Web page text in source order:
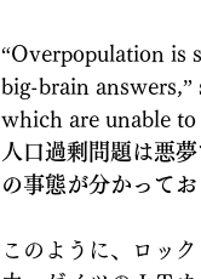
“Overpopulation is
big-brain answers,”
which are unable to
人口過剰問題は悪
の事態が分かって
このように、ロッ